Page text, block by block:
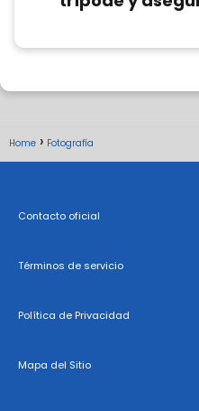
Home Fotografía
Contacto oficial
Términos de servicio
Política de Privacidad
Mapa del Sitio